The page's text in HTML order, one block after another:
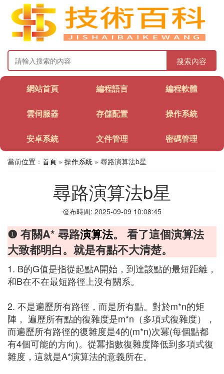
搜索內容
網站首頁 編程語言 編程軟體
雲伺服器 存儲配置 操作系統
安卓系統 文件管理 密碼管理
當前位置： 首頁 » 操作系統 » 尋路演算法b星
尋路演算法b星
發布時間: 2025-09-09 10:08:45
❶ 有關A* 尋路演算法。 看了這個演算法
大致都明白。就是有點不大清楚。
1. B的G值是指從起點A開始，到達該點的最短距離，
和B在不在最短路徑上沒有關系。
2. 不是遍歷所有路徑，而是所有點。對於m*n的矩
陣， 遍歷所有點的復雜度是m*n（多項式復雜度），
而遍歷所有路徑的復雜度是4的(m*n)次冪(每個點都
有4個可能的方向)。從冪指數復雜度降低到多項式復
雜度，這就是A*演算法的意義所在。